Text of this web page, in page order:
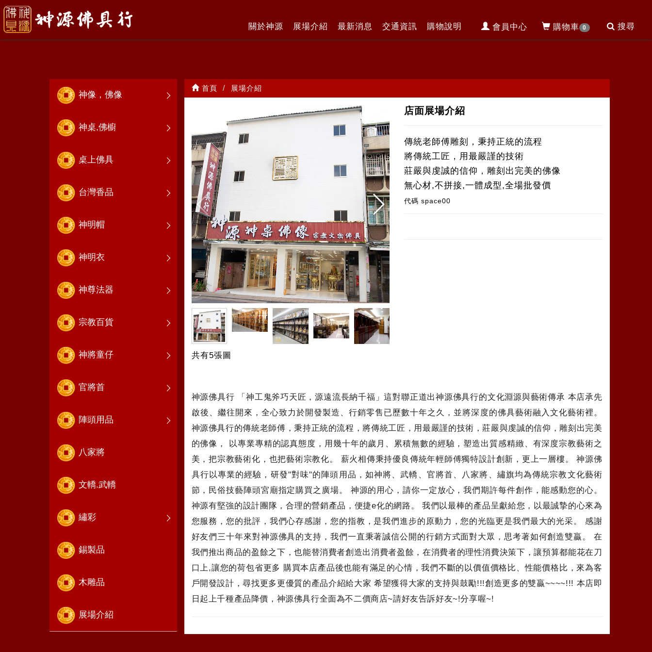
會員中心 購物車 0 搜尋
關於神源 展場介紹 最新消息 交通資訊 購物說明
展場介紹
神像，佛像
神桌,佛櫥
桌上佛具
台灣香品
神明帽
神明衣
神尊法器
宗教百貨
神將童仔
官將首
陣頭用品
八家將
文轎.武轎
繡彩
錫製品
木雕品
展場介紹
首頁 展場介紹
共有5張圖
店面展場介紹
傳統老師傅雕刻，秉持正統的流程
將傳統工匠，用最嚴謹的技術
莊嚴與虔誠的信仰，雕刻出完美的佛像
無心材,不拼接,一體成型,全場批發價
代碼space00
神源佛具行 「神工鬼斧巧天匠，源遠流長納千福」這對聯正道出神源佛具行的文化淵源與藝術傳承 本店承先
啟後、繼往開來，全心致力於開發製造、行銷零售已歷數十年之久，並將深度的佛具藝術融入文化藝術裡。
神源佛具行的傳統老師傅，秉持正統的流程，將傳統工匠，用最嚴謹的技術，莊嚴與虔誠的信仰，雕刻出完美
的佛像， 以專業專精的認真態度，用幾十年的歲月、累積無數的經驗，塑造出質感精緻、有深度宗教藝術之
美，把宗教藝術化，也把藝術宗教化。 薪火相傳秉持優良傳統年輕師傅獨特設計創新，更上一層樓。 神源佛
具行以專業的經驗，研發"對味"的陣頭用品，如神將、武轎、官將首、八家將、繡旗均為傳統宗教文化藝術
節，民俗技藝陣頭宮廟指定購買之廣場。 神源的用心，請你一定放心，我們期許每件創作，能感動您的心。
神源有堅強的設計團隊，合理的營銷產品，便捷e化的網路。 我們以最棒的產品呈獻給您，以最誠摯的心來為
您服務，您的批評，我們心存感謝，您的指教，是我們進步的原動力，您的光臨更是我們最大的光采。 感謝
好友們三十年來對神源佛具的支持，我們一直秉著誠信公開的行銷方式面對大眾，思考著如何創造雙贏。 在
我們推出商品的盈餘之下，也能替消費者創造出消費者盈餘，在消費者的理性消費決策下，讓預算都能花在刀
口上,讓您的荷包省更多 購買本店產品後也能有滿足的心情，我們不斷的以價值價格比、性能價格比，來為客
戶開發設計，尋找更多更優質的產品介紹給大家 希望獲得大家的支持與鼓勵!!!創造更多的雙贏~~~~!!! 本店即
日起上千種產品降價，神源佛具行全面為不二價商店~請好友告訴好友~!分享喔~!